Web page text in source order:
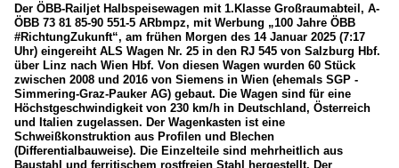
Der ÖBB-Railjet Halbspeisewagen mit 1.Klasse Großraumabteil, A-
ÖBB 73 81 85-90 551-5 ARbmpz, mit Werbung „100 Jahre ÖBB
#RichtungZukunft“, am frühen Morgen des 14 Januar 2025 (7:17
Uhr) eingereiht ALS Wagen Nr. 25 in den RJ 545 von Salzburg Hbf.
über Linz nach Wien Hbf. Von diesen Wagen wurden 60 Stück
zwischen 2008 und 2016 von Siemens in Wien (ehemals SGP -
Simmering-Graz-Pauker AG) gebaut. Die Wagen sind für eine
Höchstgeschwindigkeit von 230 km/h in Deutschland, Österreich
und Italien zugelassen. Der Wagenkasten ist eine
Schweißkonstruktion aus Profilen und Blechen
(Differentialbauweise). Die Einzelteile sind mehrheitlich aus
Baustahl und ferritischem rostfreien Stahl hergestellt. Der